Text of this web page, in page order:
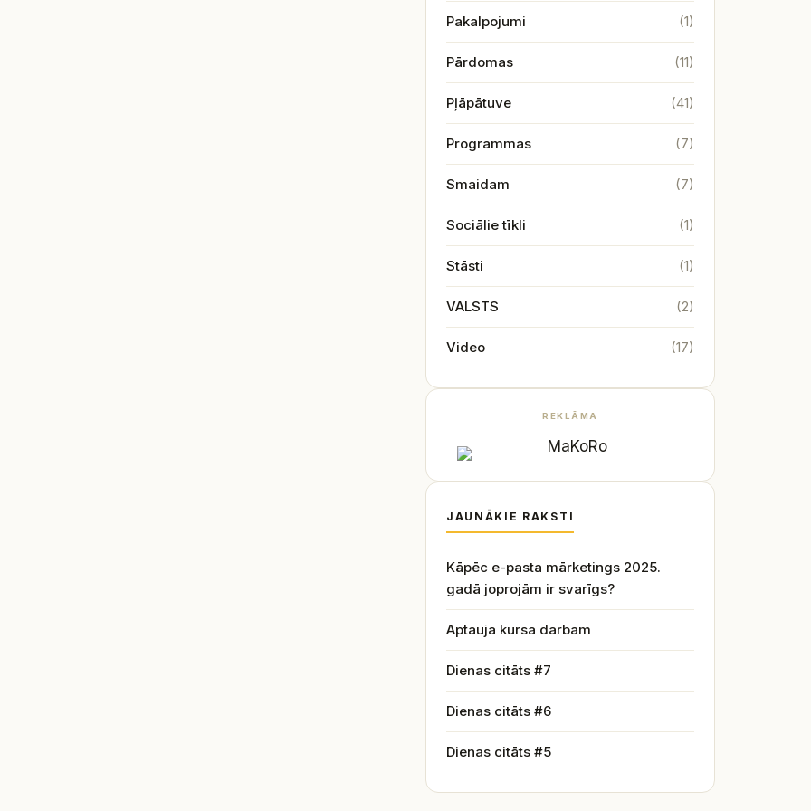
Pakalpojumi (1)
Pārdomas (11)
Pļāpātuve (41)
Programmas (7)
Smaidam (7)
Sociālie tīkli (1)
Stāsti (1)
VALSTS (2)
Video (17)
REKLĀMA
JAUNĀKIE RAKSTI
Kāpēc e-pasta mārketings 2025.
gadā joprojām ir svarīgs?
Aptauja kursa darbam
Dienas citāts #7
Dienas citāts #6
Dienas citāts #5